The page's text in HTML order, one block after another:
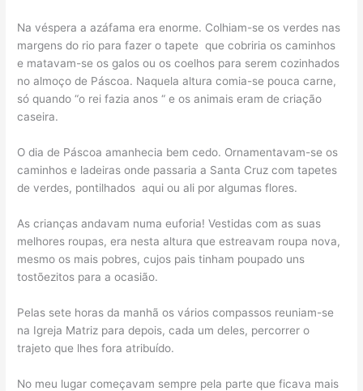
Na véspera a azáfama era enorme. Colhiam-se os verdes nas
margens do rio para fazer o tapete que cobriria os caminhos
e matavam-se os galos ou os coelhos para serem cozinhados
no almoço de Páscoa. Naquela altura comia-se pouca carne,
só quando “o rei fazia anos “ e os animais eram de criação
caseira.
O dia de Páscoa amanhecia bem cedo. Ornamentavam-se os
caminhos e ladeiras onde passaria a Santa Cruz com tapetes
de verdes, pontilhados aqui ou ali por algumas flores.
As crianças andavam numa euforia! Vestidas com as suas
melhores roupas, era nesta altura que estreavam roupa nova,
mesmo os mais pobres, cujos pais tinham poupado uns
tostõezitos para a ocasião.
Pelas sete horas da manhã os vários compassos reuniam-se
na Igreja Matriz para depois, cada um deles, percorrer o
trajeto que lhes fora atribuído.
No meu lugar começavam sempre pela parte que ficava mais